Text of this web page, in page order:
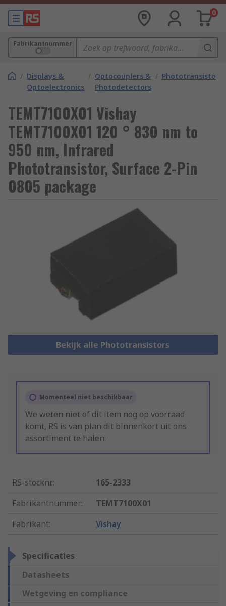
0
Fabrikantnummer
/ Displays &
Optoelectronics
/ Optocouplers &
Photodetectors
/ Phototransistors
TEMT7100X01 Vishay
TEMT7100X01 120 ° 830 nm to
950 nm, Infrared
Phototransistor, Surface 2-Pin
0805 package
Bekijk alle Phototransistors
Momenteel niet beschikbaar
We weten niet of dit item nog op voorraad
komt, RS is van plan dit binnenkort uit ons
assortiment te halen.
RS-stocknr.:
165-2333
Fabrikantnummer:
TEMT7100X01
Fabrikant: Vishay
Specificaties
Datasheets
Wetgeving en compliance